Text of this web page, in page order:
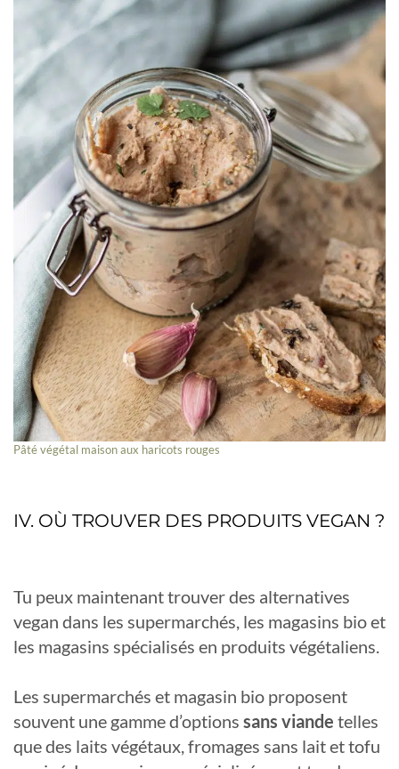
Pâté végétal maison aux haricots rouges
IV. OÙ TROUVER DES PRODUITS VEGAN ?
Tu peux maintenant trouver des alternatives
vegan dans les supermarchés, les magasins bio et
les magasins spécialisés en produits végétaliens.
Les supermarchés et magasin bio proposent
souvent une gamme d’options sans viande telles
que des laits végétaux, fromages sans lait et tofu